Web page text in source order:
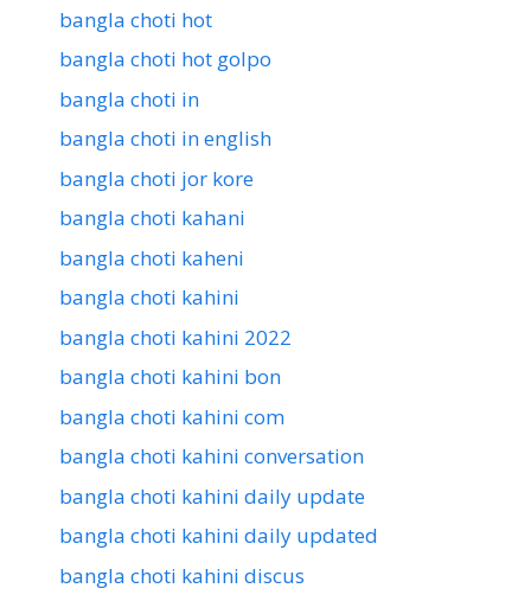
bangla choti hot
bangla choti hot golpo
bangla choti in
bangla choti in english
bangla choti jor kore
bangla choti kahani
bangla choti kaheni
bangla choti kahini
bangla choti kahini 2022
bangla choti kahini bon
bangla choti kahini com
bangla choti kahini conversation
bangla choti kahini daily update
bangla choti kahini daily updated
bangla choti kahini discus